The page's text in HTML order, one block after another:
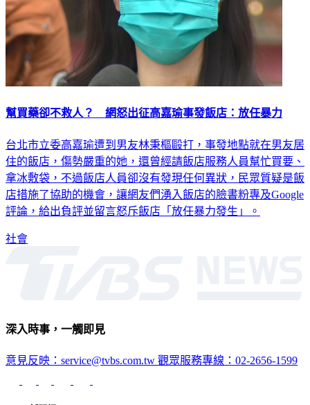
幫買藥卻不救人？ 網怒出征高嘉瑜事發飯店：放任暴力
台北市立委高嘉瑜遭到男友林秉樞毆打，事發地點就在男友居
住的飯店，傷勢嚴重的她，還曾經請飯店服務人員幫忙買要、
拿冰敷袋，不過飯店人員卻沒有發現任何異狀，民眾質疑是飯
店措施了協助的機會，讓網友們湧入飯店的臉書粉專及Google
評論，給出負評並留言怒斥飯店「放任暴力發生」。
社會
深入時事，一觸即見
意見反映：service@tvbs.com.tw 觀眾服務專線：02-2656-1599